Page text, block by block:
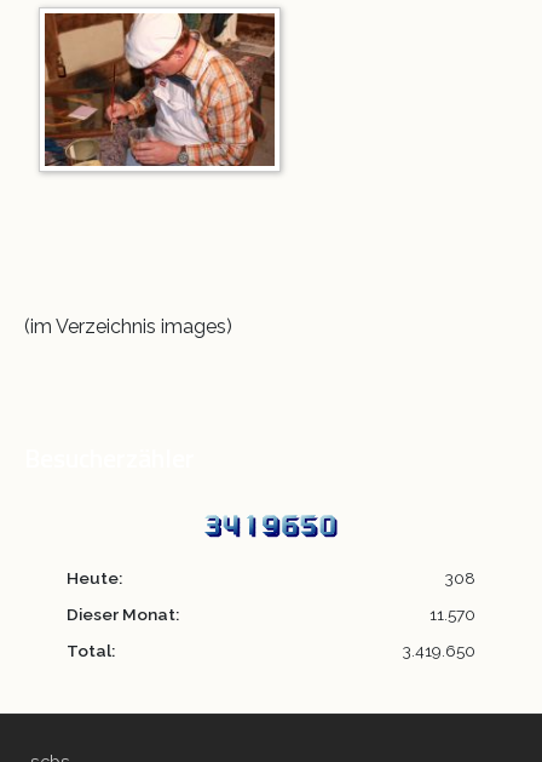
(im Verzeichnis images)
Heute:
308
Dieser Monat:
11.570
Total:
3.419.650